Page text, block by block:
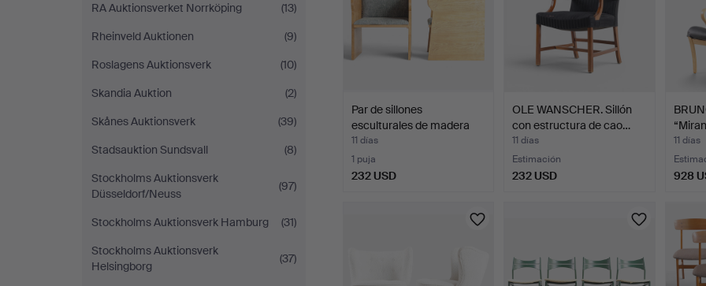
RA Auktionsverket Norrköping
(13)
Rheinveld Auktionen
(9)
Roslagens Auktionsverk
(10)
Skandia Auktion
(2)
Skånes Auktionsverk
(39)
Stadsauktion Sundsvall
(8)
Stockholms Auktionsverk
Düsseldorf/Neuss
(97)
Stockholms Auktionsverk Hamburg
(31)
Stockholms Auktionsverk
Helsingborg
(37)
Par de sillones
esculturales de madera
teñ…
11 días
1 puja
232 USD
OLE WANSCHER. Sillón
con estructura de cao…
11 días
Estimación
232 USD
11 días
928